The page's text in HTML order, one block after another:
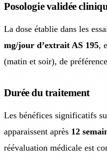
Posologie validée
La dose établie dans les
mg/jour d’extrait AS 195,
(matin et soir), de
Durée du traitement
Les bénéfices significatifs
apparaissent après 12
réévaluation médicale est